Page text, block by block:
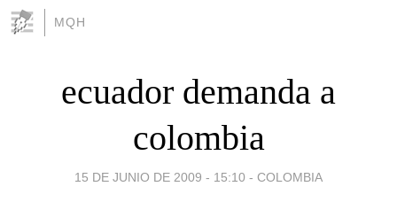
MQH
ecuador demanda a
colombia
15 DE JUNIO DE 2009 - 15:10 - COLOMBIA